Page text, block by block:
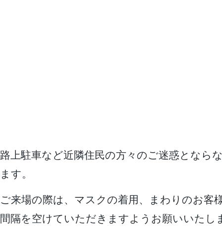
路上駐車など近隣住民の方々のご迷惑となら
ます。
ご来場の際は、マスクの着用、まわりのお客
間隔を空けていただきますようお願いいたし